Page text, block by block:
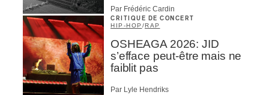
Par Frédéric Cardin
CRITIQUE DE CONCERT
HIP-HOP /RAP
OSHEAGA 2026: JID
s’efface peut-être mais ne
faiblit pas
Par Lyle Hendriks